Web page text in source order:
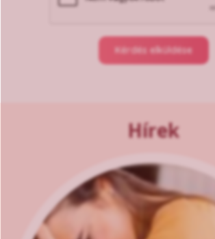
Kérdés elküldése
Hírek